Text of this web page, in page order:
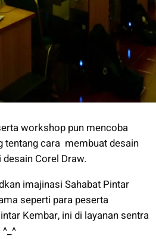
workshop pun mencoba
tentang cara membuat desain
Corel Draw.
imajinasi Sahabat Pintar
seperti para peserta
Kembar, ini di layanan sentra